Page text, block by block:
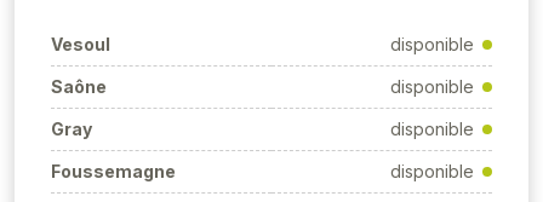
Vesoul disponible
Saône disponible
Gray disponible
Foussemagne disponible